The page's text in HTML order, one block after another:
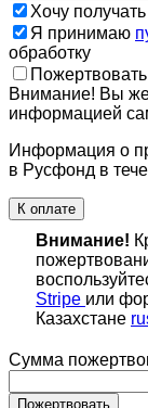
Хочу
Я принимаю
обработку
Внимание! Вы
информацией
Информация о
в Русфонд в
К оплате
Внимание!
Stripe или
Казахстане
Сумма
Пожертвовать